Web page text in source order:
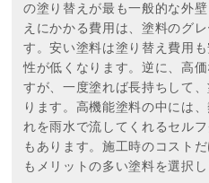
の塗り替えが最も一般的な外
えにかかる費用は、塗料のグ
す。安い塗料は塗り替え費用
性が低くなります。逆に、高
すが、一度塗れば長持ちして
ります。高機能塗料の中には
れを雨水で流してくれるセル
もあります。施工時のコスト
もメリットの多い塗料を選択し